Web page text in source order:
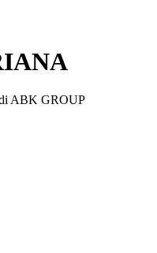
ABK GROUP